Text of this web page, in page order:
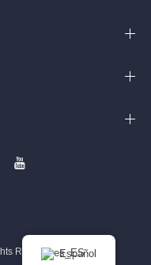
Reserved Español